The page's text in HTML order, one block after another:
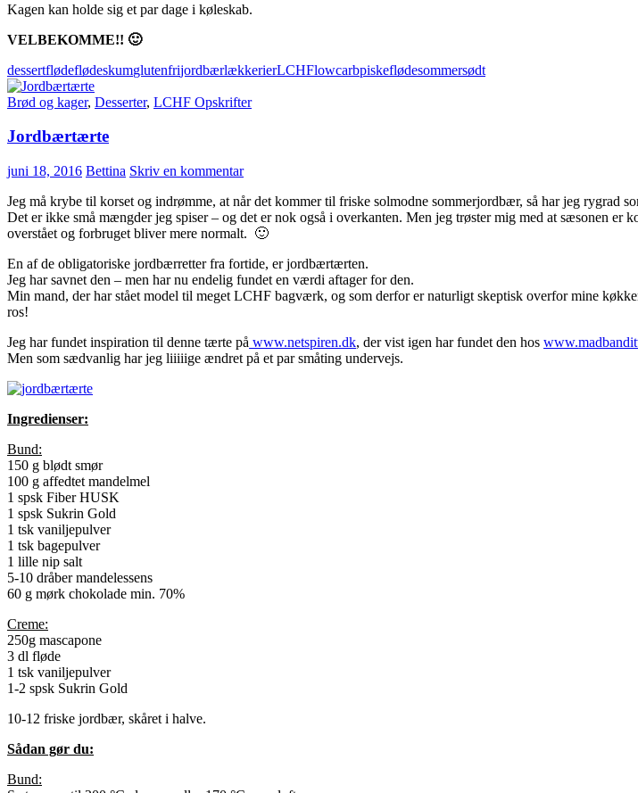
Kagen kan holde sig et par dage i køleskab.
VELBEKOMME!! 🙂
dessertflødeflødeskumglutenfrijordbærlækkerierLCHFlowcarbpiskeflødesommersødt
Brød og kager, Desserter, LCHF Opskrifter
Jordbærtærte
juni 18, 2016 Bettina Skriv en kommentar
Jeg må krybe til korset og indrømme, at når det kommer til friske solmodne sommerjordbær, så har jeg rygrad
Det er ikke små mængder jeg spiser – og det er nok også i overkanten. Men jeg trøster mig med at sæsonen
overstået og forbruget bliver mere normalt. 🙂
En af de obligatoriske jordbærretter fra fortide, er jordbærtærten.
Jeg har savnet den – men har nu endelig fundet en værdi aftager for den.
Min mand, der har stået model til meget LCHF bagværk, og som derfor er naturligt skeptisk overfor mine
ros!
Jeg har fundet inspiration til denne tærte på www.netspiren.dk, der vist igen har fundet den hos
Men som sædvanlig har jeg liiiiige ændret på et par småting undervejs.
Ingredienser:
Bund:
150 g blødt smør
100 g affedtet mandelmel
1 spsk Fiber HUSK
1 spsk Sukrin Gold
1 tsk vaniljepulver
1 tsk bagepulver
1 lille nip salt
5-10 dråber mandelessens
60 g mørk chokolade min. 70%
Creme:
250g mascapone
3 dl fløde
1 tsk vaniljepulver
1-2 spsk Sukrin Gold
10-12 friske jordbær, skåret i halve.
Sådan gør du:
Bund: